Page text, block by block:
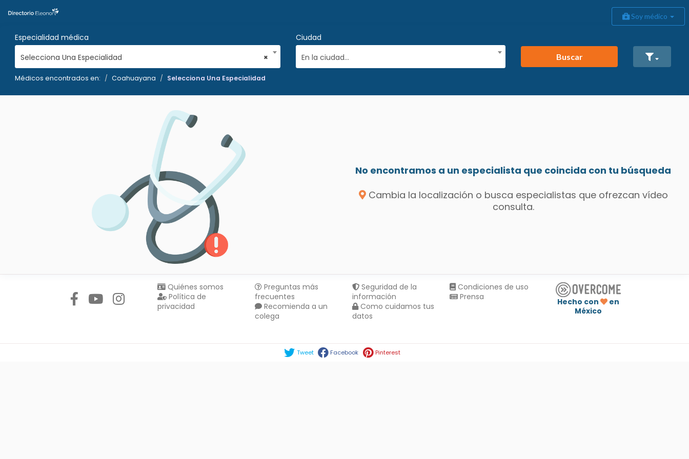
Soy médico
Especialidad médica
×
Selecciona Una Especialidad
Ciudad
En la ciudad...
Buscar
Médicos encontrados en: Coahuayana Selecciona Una Especialidad
No encontramos a un especialista que coincida con tu búsqueda
Cambia la localización o busca especialistas que ofrezcan vídeo
consulta.
Quiénes somos
Política de
privacidad
Preguntas más
frecuentes
Recomienda a un
colega
Seguridad de la
información
Como cuidamos tus
datos
Condiciones de uso
Prensa
Hecho con
en
México
Tweet Facebook Pinterest